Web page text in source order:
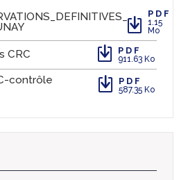
PDF
1.15
Mo
CRC PDF
911.63 Ko
contrôle
PDF
587.35 Ko